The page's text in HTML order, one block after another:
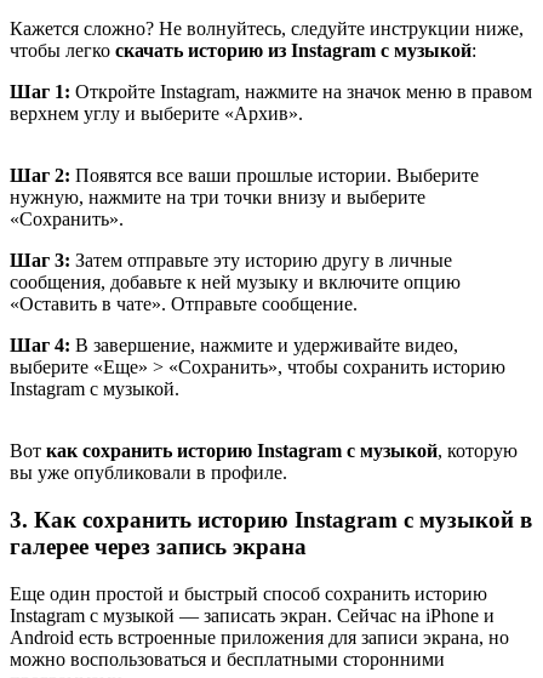
Кажется сложно? Не волнуйтесь, следуйте инструкции ниже,
чтобы легко скачать историю из Instagram с музыкой:
Шаг 1: Откройте Instagram, нажмите на значок меню в правом
верхнем углу и выберите «Архив».
Шаг 2: Появятся все ваши прошлые истории. Выберите
нужную, нажмите на три точки внизу и выберите
«Сохранить».
Шаг 3: Затем отправьте эту историю другу в личные
сообщения, добавьте к ней музыку и включите опцию
«Оставить в чате». Отправьте сообщение.
Шаг 4: В завершение, нажмите и удерживайте видео,
выберите «Еще» > «Сохранить», чтобы сохранить историю
Instagram с музыкой.
Вот как сохранить историю Instagram с музыкой, которую
вы уже опубликовали в профиле.
3. Как сохранить историю Instagram с музыкой в
галерее через запись экрана
Еще один простой и быстрый способ сохранить историю
Instagram с музыкой — записать экран. Сейчас на iPhone и
Android есть встроенные приложения для записи экрана, но
можно воспользоваться и бесплатными сторонними